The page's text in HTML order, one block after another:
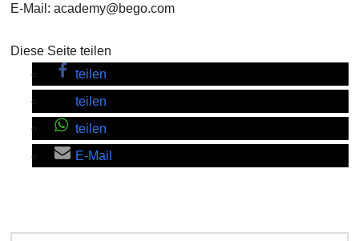
E-Mail: academy@bego.com
Diese Seite teilen
teilen
teilen
teilen
E-Mail